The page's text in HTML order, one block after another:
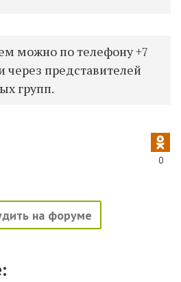
можно по телефону+7
через представителей
групп.
0
на форуме